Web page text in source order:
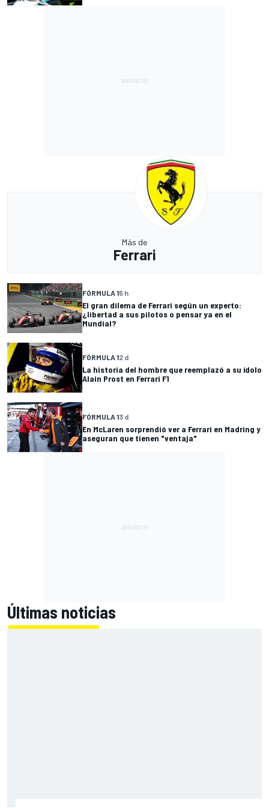
Más de
Ferrari
FÓRMULA 15 h
El gran dilema de Ferrari según un experto:
¿libertad a sus pilotos o pensar ya en el
Mundial?
FÓRMULA 12 d
La historia del hombre que reemplazó a su ídolo
Alain Prost en Ferrari F1
FÓRMULA 13 d
En McLaren sorprendió ver a Ferrari en Madring y
aseguran que tienen "ventaja"
Últimas noticias